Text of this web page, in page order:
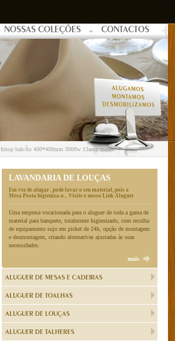
NOSSAS COLEÇÕES CONTACTOS
fritop balcÃo 400*400mm 3000w 13amp mono
LAVANDARIA DE LOUÇAS
Em vez de alugar , pode lavar o seu material, pois a
Mesa Posta higieniza-o... Visite o nosso Link Aluguer
Uma empresa vocacionada para o aluguer de toda a gama de
material para banquete, totalmente higienizado, com recolha
de equipamento sujo em picket de 24h, opção de montagem
e desmontagem, criando alternativas ajustadas às suas
necessidades.
mais
ALUGUER DE MESAS E CADEIRAS
ALUGUER DE TOALHAS
ALUGUER DE LOUÇAS
ALUGUER DE TALHERES